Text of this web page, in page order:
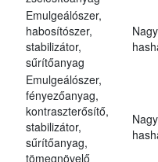
Emulgeálószer,
habosítószer,
stabilizátor,
sűrítőanyag
Emulgeálószer,
fényezőanyag,
kontraszterősítő,
stabilizátor,
sűrítőanyag,
tömegnövelő